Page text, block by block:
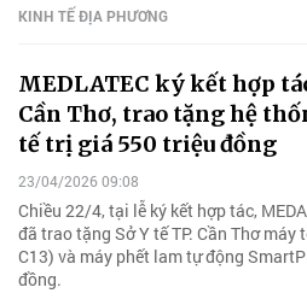
vì Nhân dân phục vụ.
KINH TẾ ĐỊA PHƯƠNG
MEDLATEC ký kết hợp
Cần Thơ, trao tặng hệ
tế trị giá 550 triệu đồng
23/04/2026 09:08
Chiều 22/4, tại lễ ký kết hợp tác,
đã trao tặng Sở Y tế TP. Cần Thơ
C13) và máy phết lam tự động
đồng.